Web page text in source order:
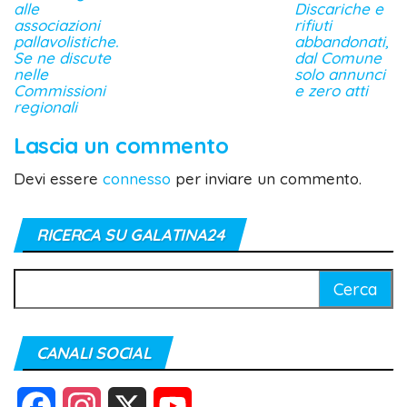
alle
associazioni
pallavolistiche.
Se ne discute
nelle
Commissioni
regionali
Discariche e
rifiuti
abbandonati,
dal Comune
solo annunci
e zero atti
Lascia un commento
Devi essere connesso per inviare un commento.
RICERCA SU GALATINA24
per:
CANALI SOCIAL